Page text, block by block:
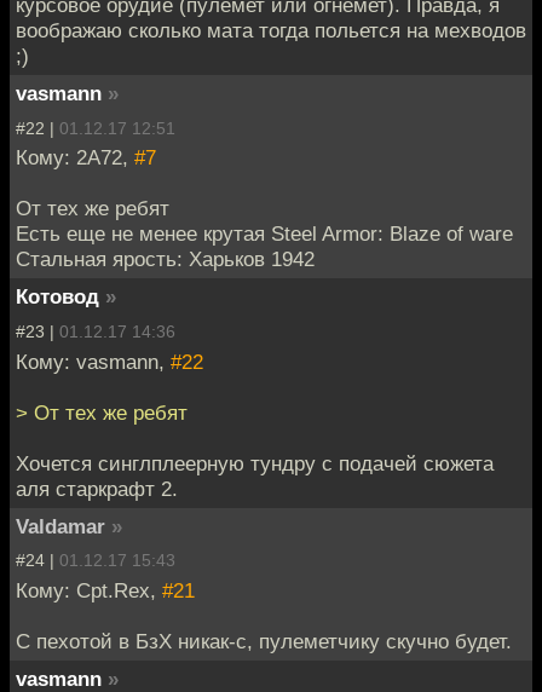
курсовое орудие (пулемет или огнемет). Правда, я
воображаю сколько мата тогда польется на мехводов
;)
vasmann »
#22 | 01.12.17 12:51
Кому: 2A72, #7
От тех же ребят
Есть еще не менее крутая Steel Armor: Blaze of ware
Стальная ярость: Харьков 1942
Котовод »
#23 | 01.12.17 14:36
Кому: vasmann, #22
> От тех же ребят
Хочется синглплеерную тундру с подачей сюжета
аля старкрафт 2.
Valdamar »
#24 | 01.12.17 15:43
Кому: Cpt.Rex, #21
С пехотой в БзХ никак-с, пулеметчику скучно будет.
vasmann »